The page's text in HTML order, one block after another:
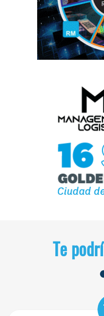
Te